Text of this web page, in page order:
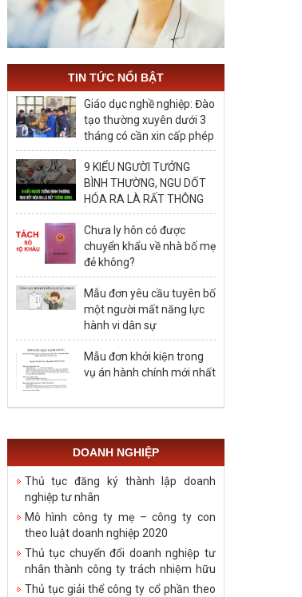
TIN TỨC NỔI BẬT
Giáo dục nghề nghiệp: Đào
tạo thường xuyên dưới 3
tháng có cần xin cấp phép
hay không?
9 KIỂU NGƯỜI TƯỞNG
BÌNH THƯỜNG, NGU DỐT
HÓA RA LÀ RẤT THÔNG
MINH, ĐÁNG ĐỂ HỌC TẬP
Chưa ly hôn có được
chuyển khẩu về nhà bố mẹ
đẻ không?
Mẫu đơn yêu cầu tuyên bố
một người mất năng lực
hành vi dân sự
Mẫu đơn khởi kiện trong
vụ án hành chính mới nhất
DOANH NGHIỆP
Thủ tục đăng ký thành lập doanh
nghiệp tư nhân
Mô hình công ty mẹ – công ty con
theo luật doanh nghiệp 2020
Thủ tục chuyển đổi doanh nghiệp tư
nhân thành công ty trách nhiệm hữu
hạn
Thủ tục giải thể công ty cổ phần theo